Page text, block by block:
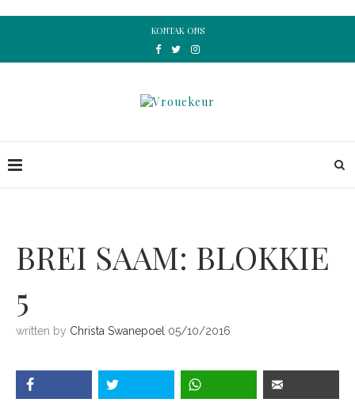
KONTAK ONS
BREI SAAM: BLOKKIE
5
written by Christa Swanepoel 05/10/2016